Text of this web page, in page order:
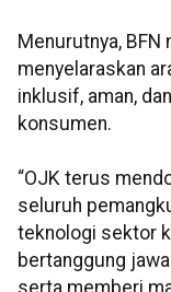
Menurutnya,
menyelaraskan
inklusif, aman,
konsumen.
“OJK terus
seluruh
teknologi sektor
bertanggung